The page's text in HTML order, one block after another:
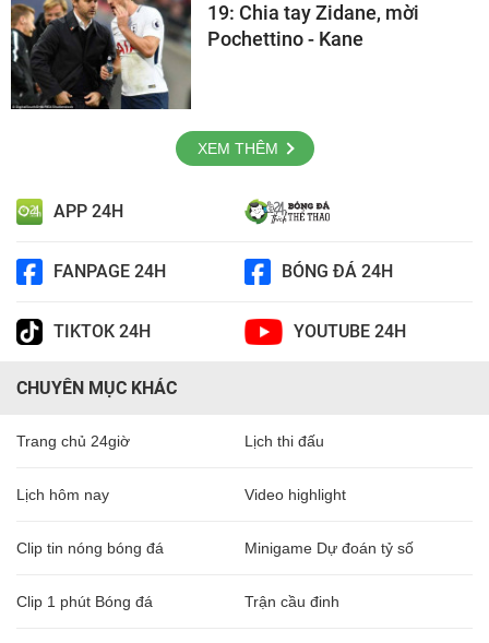
19: Chia tay Zidane, mời
Pochettino - Kane
XEM THÊM
APP 24H
FANPAGE 24H BÓNG ĐÁ 24H
TIKTOK 24H YOUTUBE 24H
CHUYÊN MỤC KHÁC
Trang chủ 24giờ Lịch thi đấu
Lịch hôm nay Video highlight
Clip tin nóng bóng đá Minigame Dự đoán tỷ số
Clip 1 phút Bóng đá Trận cầu đinh